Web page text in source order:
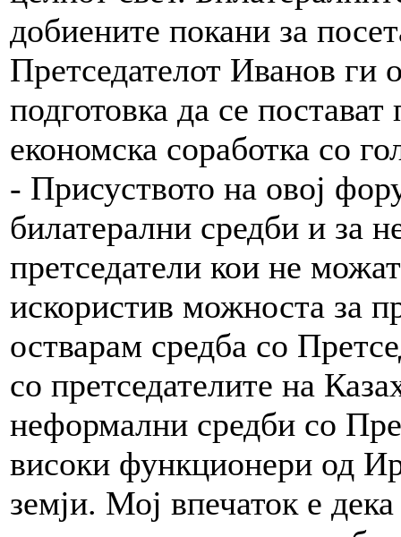
добиените покани за
Претседателот Иванов ги
подготовка да се
економска соработка со
- Присуството на овој
билатерални средби и за
претседатели кои не
искористив можноста за
остварам средба со
со претседателите на
неформални средби со
високи функционери од
земји. Мој впечаток е